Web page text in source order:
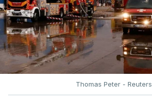
Thomas Peter - Reuters